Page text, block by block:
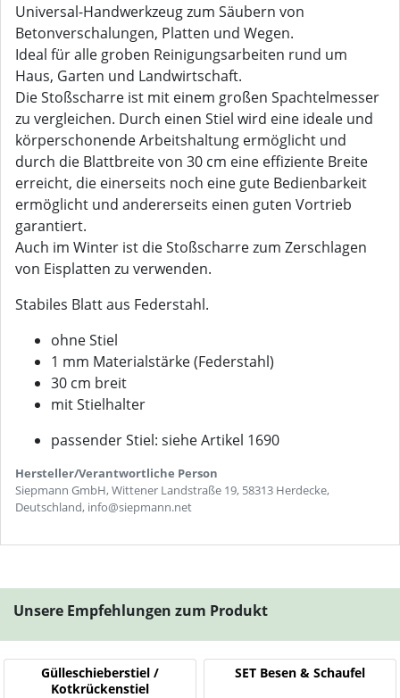
Universal-Handwerkzeug zum Säubern von
Betonverschalungen, Platten und Wegen.
Ideal für alle groben Reinigungsarbeiten rund um
Haus, Garten und Landwirtschaft.
Die Stoßscharre ist mit einem großen Spachtelmesser
zu vergleichen. Durch einen Stiel wird eine ideale und
körperschonende Arbeitshaltung ermöglicht und
durch die Blattbreite von 30 cm eine effiziente Breite
erreicht, die einerseits noch eine gute Bedienbarkeit
ermöglicht und andererseits einen guten Vortrieb
garantiert.
Auch im Winter ist die Stoßscharre zum Zerschlagen
von Eisplatten zu verwenden.
Stabiles Blatt aus Federstahl.
ohne Stiel
1 mm Materialstärke (Federstahl)
30 cm breit
mit Stielhalter
passender Stiel: siehe Artikel 1690
Hersteller/Verantwortliche Person
Siepmann GmbH, Wittener Landstraße 19, 58313 Herdecke,
Deutschland, info@siepmann.net
Unsere Empfehlungen zum Produkt
Gülleschieberstiel /
Kotkrückenstiel
SET Besen & Schaufel